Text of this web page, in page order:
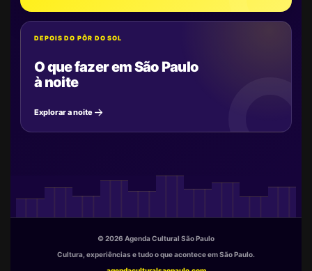
DEPOIS DO PÔR DO SOL
O que fazer em São Paulo
à noite
Explorar a noite
© 2026 Agenda Cultural São Paulo
Cultura, experiências e tudo o que acontece em São Paulo.